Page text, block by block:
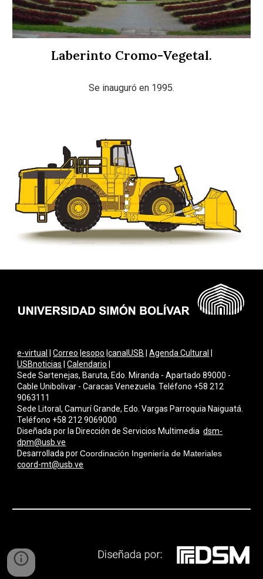
Laberinto Cromo-Vegetal.
Se inauguró en 1995.
e-virtual |Correo |esopo |canalUSB |Agenda Cultural
USBnoticias |Calendario
Sede Sartenejas, Baruta, Edo. Miranda - Apartado 89000 -
Cable Unibolivar - Caracas Venezuela. Teléfono +58 212
9063111
Sede Litoral, Camurí Grande, Edo. Vargas Parroquia Naiguatá.
Teléfono +58 212 9069000
Diseñada por la Dirección de Servicios Multimediadsm-
dpm@usb.ve
Desarrollada porCoordinación Ingeniería de Materiales
coord-mt@usb.ve